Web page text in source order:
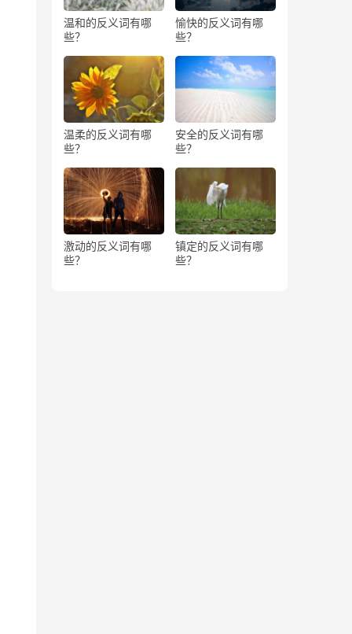
温和的反义词有哪
些？
愉快的反义词有哪
些？
温柔的反义词有哪
些？
安全的反义词有哪
些？
激动的反义词有哪
些？
镇定的反义词有哪
些？